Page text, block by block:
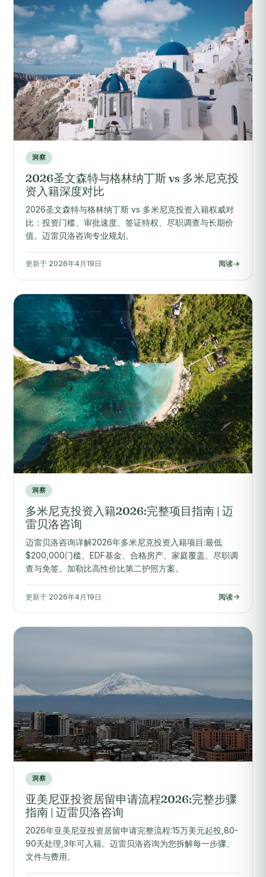
洞察
2026圣文森特与格林纳丁斯 vs 多米尼克投
资入籍深度对比
2026圣文森特与格林纳丁斯 vs 多米尼克投资入籍权威对
比：投资门槛、审批速度、签证特权、尽职调查与长期价
值。迈雷贝洛咨询专业规划。
更新于 2026年4月19日 阅读
洞察
多米尼克投资入籍2026:完整项目指南 | 迈
雷贝洛咨询
迈雷贝洛咨询详解2026年多米尼克投资入籍项目:最低
$200,000门槛、EDF基金、合格房产、家庭覆盖、尽职调
查与免签。加勒比高性价比第二护照方案。
更新于 2026年4月19日 阅读
洞察
亚美尼亚投资居留申请流程2026:完整步骤
指南 | 迈雷贝洛咨询
2026年亚美尼亚投资居留申请完整流程:15万美元起投,80-
90天处理,3年可入籍。迈雷贝洛咨询为您拆解每一步骤、
文件与费用。